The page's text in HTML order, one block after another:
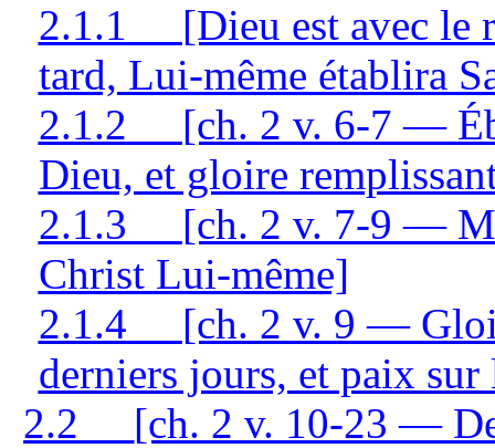
2.1.1
[Dieu est avec le
tard, Lui-même établira
2.1.2
[ch. 2 v. 6-7 —
Dieu, et gloire
2.1.3
[ch. 2 v. 7-9 —
Christ Lui-même]
2.1.4
[ch. 2 v. 9 —
derniers jours, et paix sur
2.2
[ch. 2 v. 10-23 —